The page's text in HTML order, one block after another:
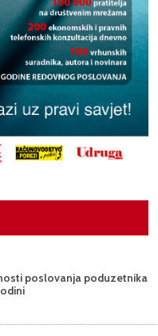
poslovanja poduzetnika